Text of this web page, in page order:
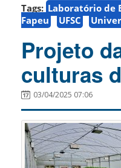
Tags: Laboratório de
Fapeu
UFSC
Projeto
culturas
03/04/2025 07:06